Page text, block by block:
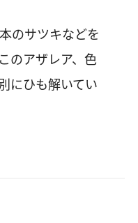
のサツキなどを
のアザレア、色
にひも解いてい